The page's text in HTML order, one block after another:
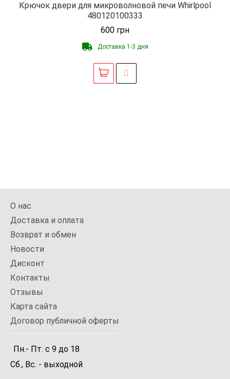
Крючок двери для микроволновой печи Whirlpool
480120100333
600 грн
Доставка 1-3 дня
О нас
Доставка и оплата
Возврат и обмен
Новости
Дисконт
Контакты
Отзывы
Карта сайта
Договор публичной оферты
Пн.- Пт. с 9 до 18
Сб., Вс. - выходной